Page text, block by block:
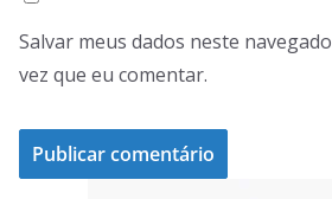
Salvar meus dados neste
vez que eu comentar.